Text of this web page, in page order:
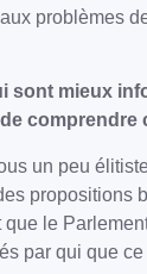
problèmes
sont mieux
comprendre
un peu
le
par qui que